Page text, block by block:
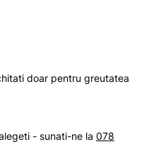
doar pentru greutatea
- sunati-ne la 078